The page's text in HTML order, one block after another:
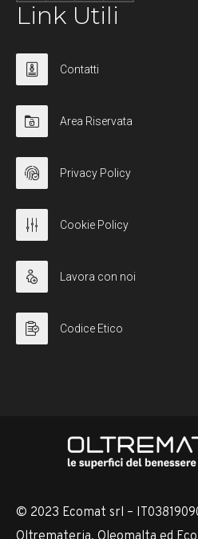
Link Utili
Contatti
Area Riservata
Privacy Policy
Cookie Policy
Lavora con noi
Codice Etico
© 2023 Ecomat srl –